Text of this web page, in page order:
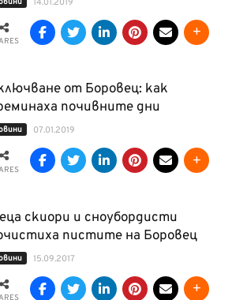
от Боровец: как
почивните дни
07.01.2019
скиори и сноубордисти
пистите на Боровец
15.09.2017